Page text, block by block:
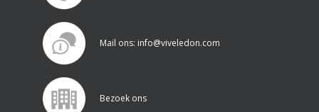
Mail ons: info@viveledon.com
Bezoek ons